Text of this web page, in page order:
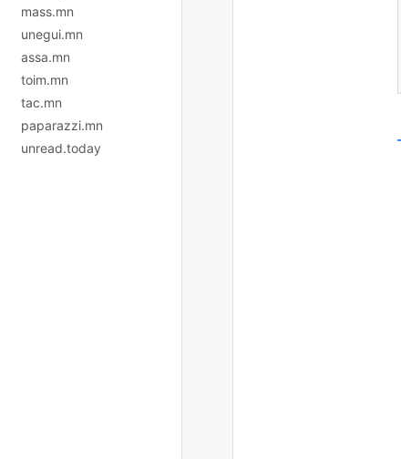
mass.mn
unegui.mn
assa.mn
toim.mn
tac.mn
paparazzi.mn
unread.today